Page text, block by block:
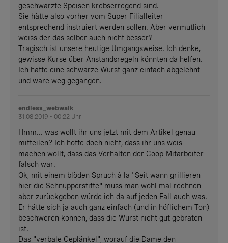
geschwärzte Speisen krebserregend sind.
Sie hätte also vorher vom Super Filialleiter
entsprechend instruiert werden sollen. Aber vermutlich
weiss der das selber auch nicht besser?
Tragisch ist unsere heutige Umgangsweise. Ich denke,
gewisse Kurse über Anstandsregeln könnten da helfen.
Ich hätte eine schwarze Wurst ganz einfach abgelehnt
und wäre weg gegangen.
endless_webwalk
31.08.2019 - 00:22 Uhr
Hmm... was wollt ihr uns jetzt mit dem Artikel genau
mitteilen? Ich hoffe doch nicht, dass ihr uns weis
machen wollt, dass das Verhalten der Coop-Mitarbeiter
falsch war.
Ok, mit einem blöden Spruch à la "Seit wann grillieren
hier die Schnupperstifte" muss man wohl mal rechnen -
aber zurückgeben würde ich da auf jeden Fall auch was.
Er hätte sich ja auch ganz einfach (und in höflichem Ton)
beschweren können, dass die Wurst nicht gut gebraten
ist.
Das "verbale Geplänkel", worauf die Dame den